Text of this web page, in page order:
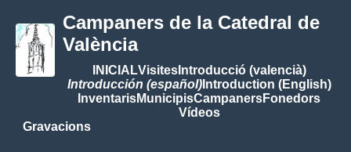
Campaners de la Catedral de
València
INICIALVisitesIntroducció (valencià)
Introducción (español)Introduction (English)
InventarisMunicipisCampanersFonedors
Vídeos
Gravacions